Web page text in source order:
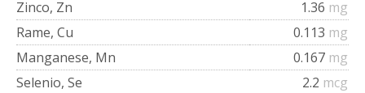
Zinco, Zn
1.36 mg
Rame, Cu
0.113 mg
Manganese, Mn
0.167 mg
Selenio, Se
2.2 mcg